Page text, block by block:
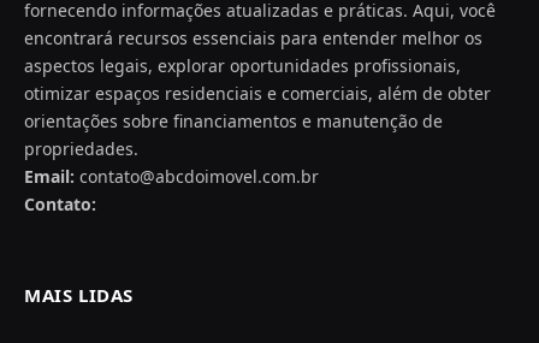
fornecendo informações atualizadas e práticas. Aqui, você
encontrará recursos essenciais para entender melhor os
aspectos legais, explorar oportunidades profissionais,
otimizar espaços residenciais e comerciais, além de obter
orientações sobre financiamentos e manutenção de
propriedades.
Email: contato@abcdoimovel.com.br
Contato:
MAIS LIDAS